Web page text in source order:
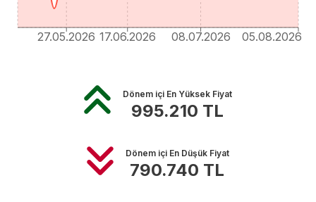
27.05.2026 17.06.2026 08.07.2026 05.08.2026
Dönem içi En Yüksek Fiyat
995.210 TL
Dönem içi En Düşük Fiyat
790.740 TL